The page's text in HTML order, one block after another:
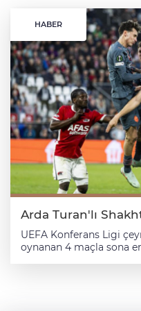
HABER
Arda Turan'lı
UEFA Konferans Ligi
oynanan 4 maçla sona